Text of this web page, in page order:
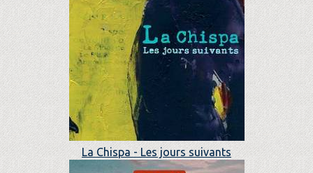
La Chispa - Les jours suivants